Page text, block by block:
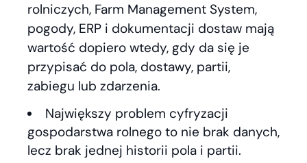
rolniczych, Farm Management System,
pogody, ERP i dokumentacji dostaw mają
wartość dopiero wtedy, gdy da się je
przypisać do pola, dostawy, partii,
zabiegu lub zdarzenia.
Największy problem cyfryzacji
gospodarstwa rolnego to nie brak danych,
lecz brak jednej historii pola i partii.